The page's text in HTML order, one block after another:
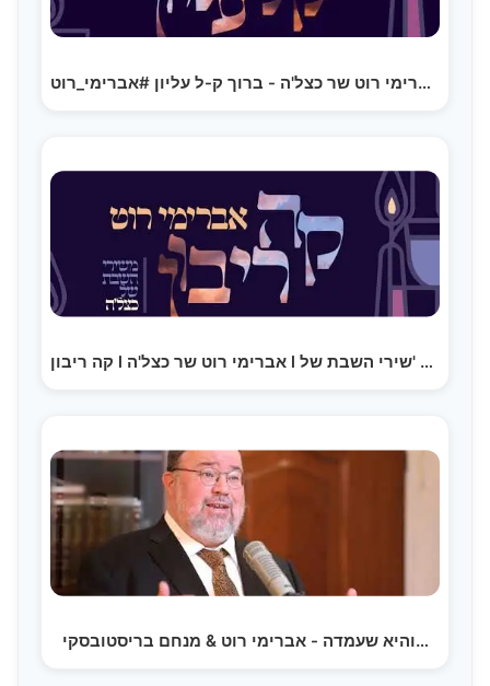
אברימי רוט שר כצל'ה - ברוך ק-ל עליון #אברימי_רוט…
קה ריבון l אברימי רוט שר כצל'ה l מתוך 'שירי השבת של…
והיא שעמדה - אברימי רוט & מנחם בריסטובסקי…